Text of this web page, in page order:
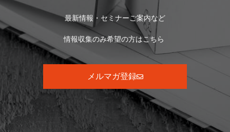
最新情報・セミナーご案内など
情報収集のみ希望の方はこちら
メルマガ登録